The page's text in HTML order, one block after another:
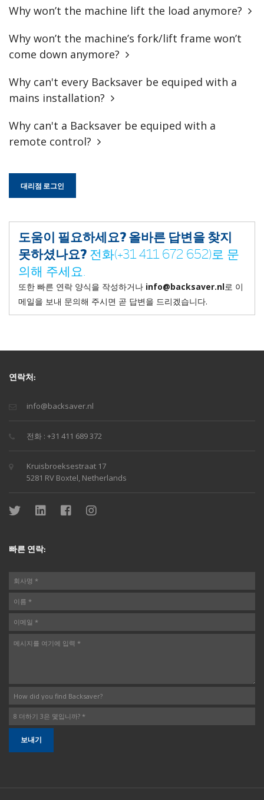
Why won’t the machine lift the load anymore?
Why won’t the machine’s fork/lift frame won’t
come down anymore?
Why can't every Backsaver be equiped with a
mains installation?
Why can't a Backsaver be equiped with a
remote control?
대리점 로그인
도움이 필요하세요? 올바른 답변을 찾지
못하셨나요? 전화(+31 411 672 652)로 문
의해 주세요.
또한 빠른 연락 양식을 작성하거나 info@backsaver.nl로 이
메일을 보내 문의해 주시면 곧 답변을 드리겠습니다.
연락처:
info@backsaver.nl
전화 : +31 411 689 372
Kruisbroeksestraat 17
5281 RV Boxtel, Netherlands
빠른 연락: